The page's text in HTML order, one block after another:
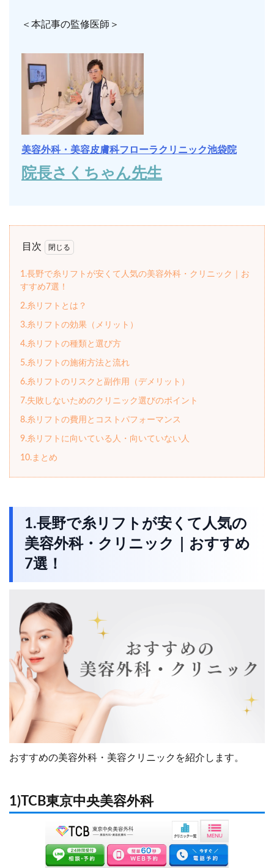
＜本記事の監修医師＞
美容外科・美容皮膚科フローラクリニック池袋院
院長さくちゃん先生
目次
1.長野で糸リフトが安くて人気の美容外科・クリニック｜お
すすめ7選！
2.糸リフトとは？
3.糸リフトの効果（メリット）
4.糸リフトの種類と選び方
5.糸リフトの施術方法と流れ
6.糸リフトのリスクと副作用（デメリット）
7.失敗しないためのクリニック選びのポイント
8.糸リフトの費用とコストパフォーマンス
9.糸リフトに向いている人・向いていない人
10.まとめ
1.長野で糸リフトが安くて人気の
美容外科・クリニック｜おすすめ
7選！
おすすめの美容外科・美容クリニックを紹介します。
1)TCB東京中央美容外科